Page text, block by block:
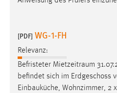
[PDF] WG-1-FH
Relevanz:
Befristeter Mietzeitraum
befindet sich im Erdgeschoss
Einbauküche, Wohnzimmer, 2